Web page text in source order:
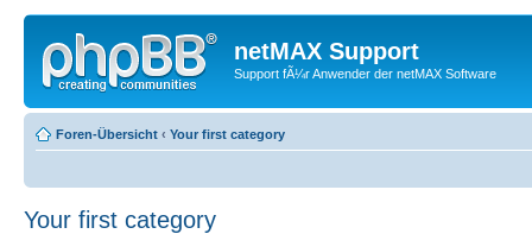
netMAX Support
Support fÃ¼r Anwender der netMAX Software
Foren-Übersicht ‹ Your first category
Your first category